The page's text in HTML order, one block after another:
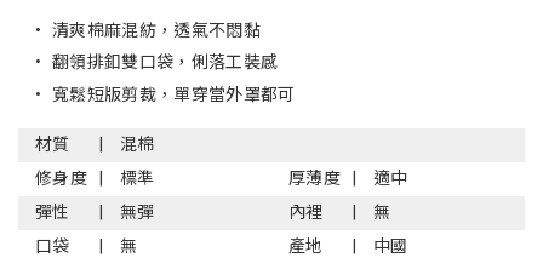
• 清爽棉麻混紡，透氣不悶黏
• 翻領排釦雙口袋，俐落工裝感
• 寬鬆短版剪裁，單穿當外罩都可
材質
混棉
修身度
標準 厚薄度
適中
彈性
無彈 內裡
無
口袋
無 產地 中國